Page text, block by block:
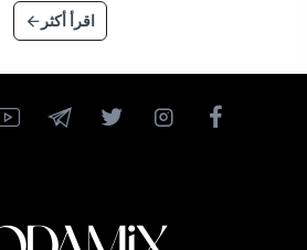
اقرأ أكثر